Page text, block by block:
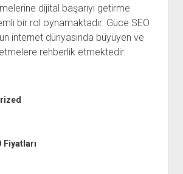
dijital başarıyı getirme
bir rol oynamaktadır. Güce SEO
internet dünyasında büyüyen ve
rehberlik etmektedir.
Fiyatları